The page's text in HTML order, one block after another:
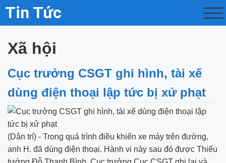
Tin Tức
Xã hội
Cục trưởng CSGT ghi hình, tài xế
dùng điện thoại lập tức bị xử phạt
(Dân trí) - Trong quá trình điều khiển xe máy trên đường,
anh H. đã dùng điện thoại. Hành vi này sau đó được Thiếu